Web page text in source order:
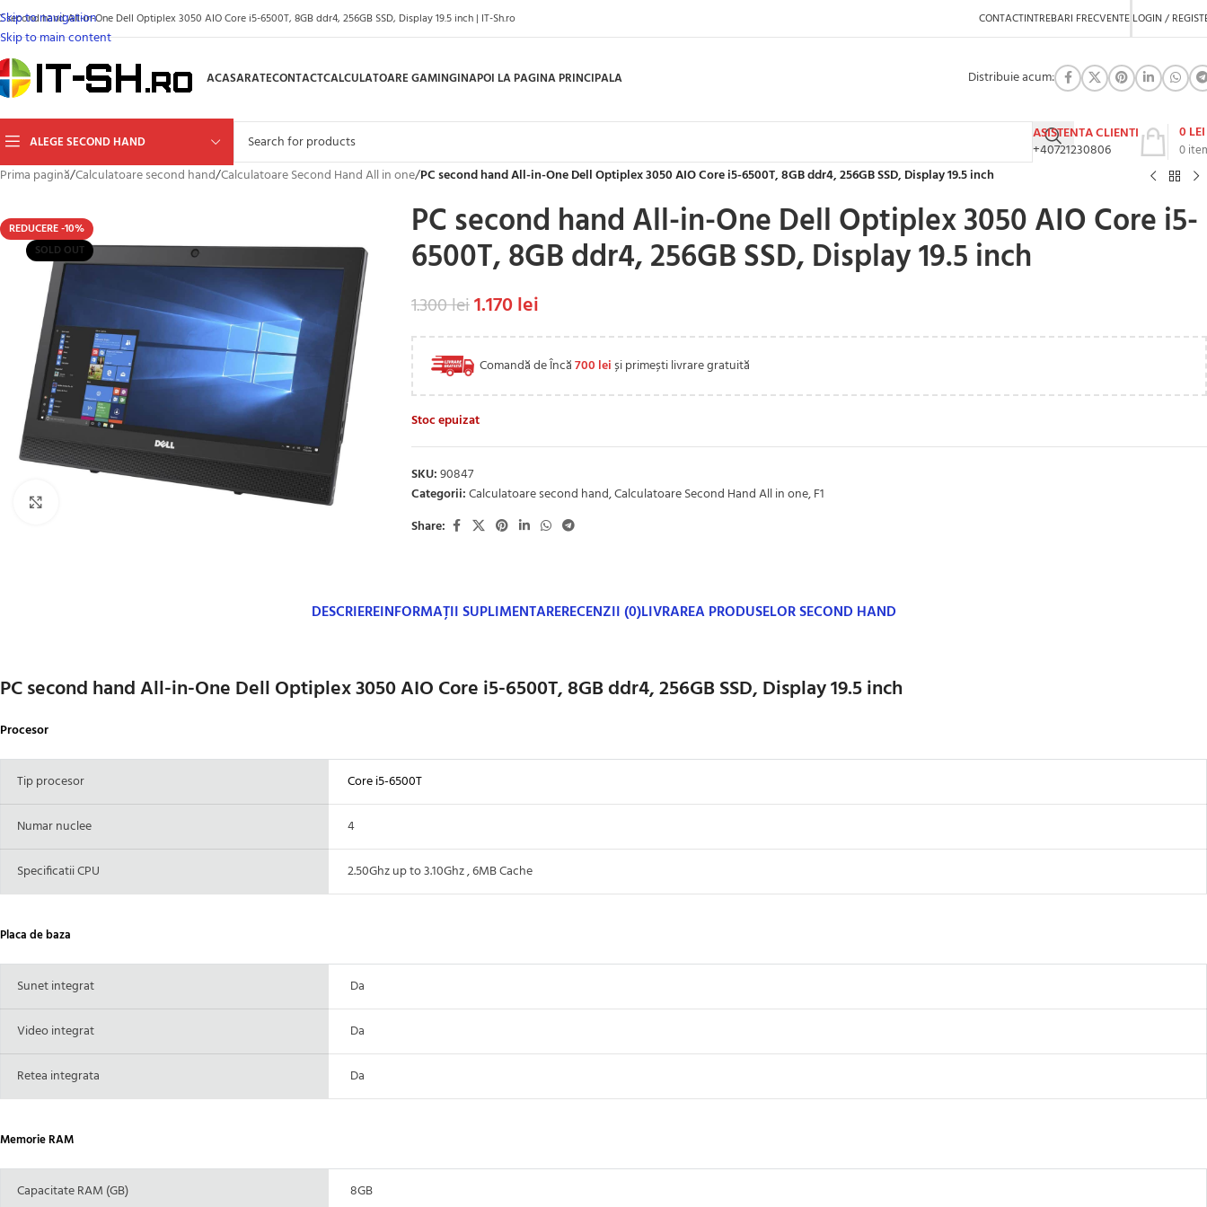
Skip to navigation
Skip to main content
second hand All-in-One Dell Optiplex 3050 AIO Core i5-6500T, 8GB ddr4, 256GB SSD, Display 19.5 inch | IT-Sh.ro CONTACTINTREBARI FRECVENTE LOGIN /
ACASARATECONTACTCALCULATOARE GAMINGINAPOI LA PAGINA PRINCIPALA Distribuie acum:
ALEGE SECOND HAND
ASISTENTA CLIENTI
+40721230806
0
0 LEI
Prima pagină/Calculatoare second hand/Calculatoare Second Hand All in one/PC second hand All-in-One Dell Optiplex 3050 AIO Core i5-6500T, 8GB ddr4, 256GB SSD, Display 19.5 inch
REDUCERE -10%
SOLD OUT
PC second hand All-in-One Dell Optiplex 3050 AIO Core i5-
6500T, 8GB ddr4, 256GB SSD, Display 19.5 inch
1.300lei1.170lei
Comandă de Încă700 leiși primești livrare gratuită
Stoc epuizat
SKU:90847
Categorii:Calculatoare second hand,Calculatoare Second Hand All in one,F1
Share:
DESCRIEREINFORMAȚII SUPLIMENTARERECENZII (0)LIVRAREA PRODUSELOR SECOND HAND
PC second hand All-in-One Dell Optiplex 3050 AIO Core i5-6500T, 8GB ddr4, 256GB SSD, Display 19.5 inch
Procesor
Tip procesor Core i5-6500T
Numar nuclee 4
Specificatii CPU 2.50Ghz up to 3.10Ghz , 6MB Cache
Placa de baza
Sunet integrat Da
Video integrat Da
Retea integrata Da
Memorie RAM
Capacitate RAM (GB) 8GB